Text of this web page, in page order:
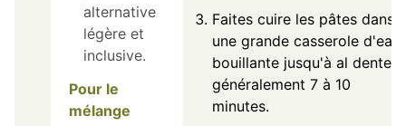
alternative
légère et
inclusive.
Pour le
mélange
Faites cuire les pâtes dans
une grande casserole d'eau
bouillante jusqu'à al dente,
généralement 7 à 10
minutes.